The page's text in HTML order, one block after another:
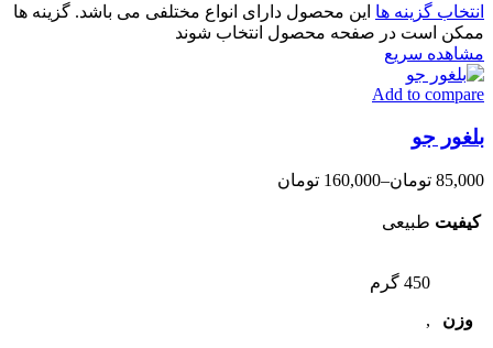
انتخاب گزینه ها این محصول دارای انواع مختلفی می باشد. گزینه ها
ممکن است در صفحه محصول انتخاب شوند
مشاهده سریع
Add to compare
بلغور جو
85,000 تومان–
160,000 تومان
کیفیت طبیعی
وزن
450 گرم
,